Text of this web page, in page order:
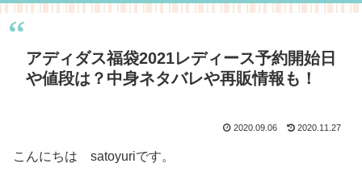
アディダス福袋2021レディース予約開始日
や値段は？中身ネタバレや再販情報も！
2020.09.06 2020.11.27
こんにちは satoyuriです。